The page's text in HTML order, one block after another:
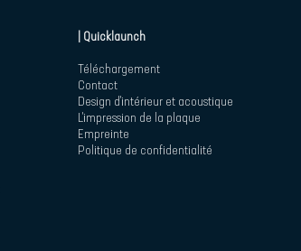
| Quicklaunch
Téléchargement
Contact
Design d'intérieur et acoustique
L'impression de la plaque
Empreinte
Politique de confidentialité